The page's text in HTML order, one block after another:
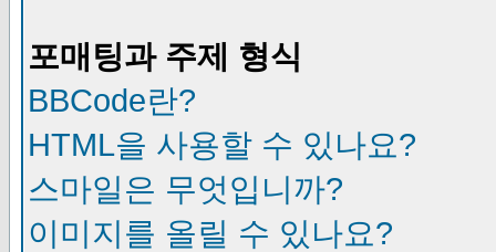
포매팅과 주제 형식
BBCode란?
HTML을 사용할 수 있나요?
스마일은 무엇입니까?
이미지를 올릴 수 있나요?